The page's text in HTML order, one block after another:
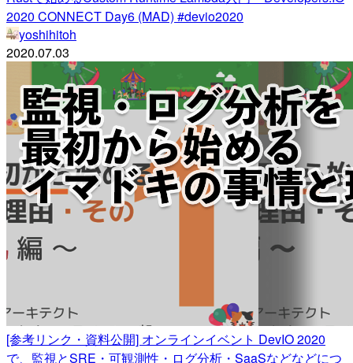
2020 CONNECT Day6 (MAD) #devio2020
yoshihitoh
2020.07.03
[参考リンク・資料公開] オンラインイベント DevIO 2020
で、監視とSRE・可観測性・ログ分析・SaaSなどなどにつ